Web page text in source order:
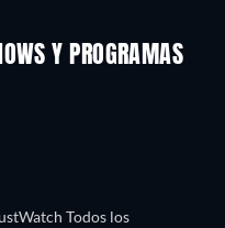
Y PROGRAMAS
Todos los